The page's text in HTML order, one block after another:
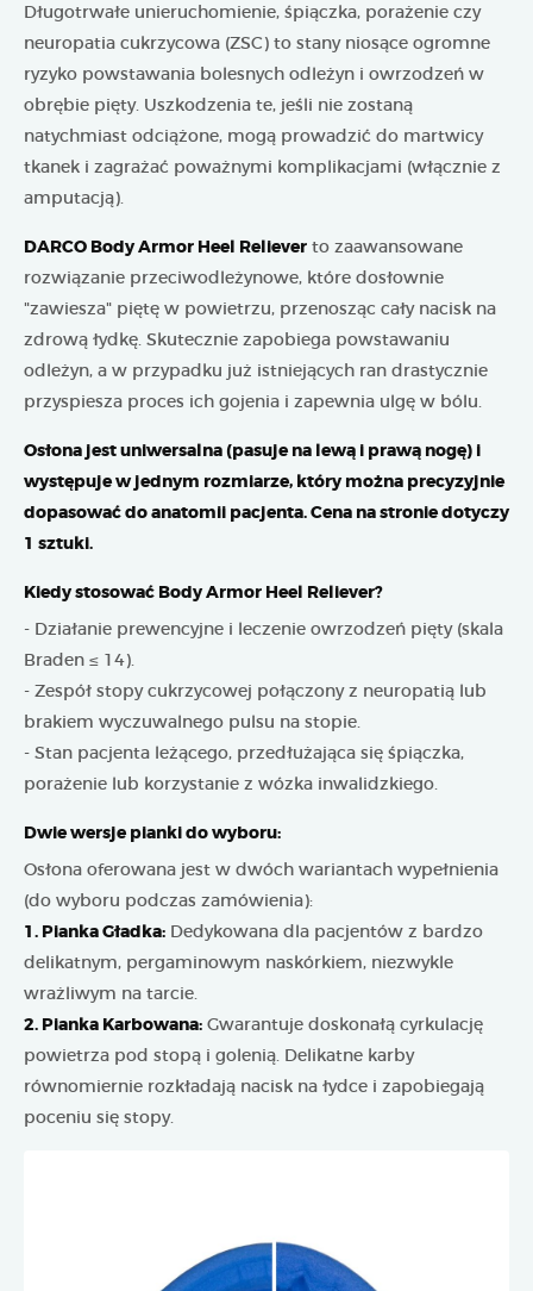
Długotrwałe unieruchomienie, śpiączka, porażenie czy
neuropatia cukrzycowa (ZSC) to stany niosące ogromne
ryzyko powstawania bolesnych odleżyn i owrzodzeń w
obrębie pięty. Uszkodzenia te, jeśli nie zostaną
natychmiast odciążone, mogą prowadzić do martwicy
tkanek i zagrażać poważnymi komplikacjami (włącznie z
amputacją).
DARCO Body Armor Heel Reliever to zaawansowane
rozwiązanie przeciwodleżynowe, które dosłownie
"zawiesza" piętę w powietrzu, przenosząc cały nacisk na
zdrową łydkę. Skutecznie zapobiega powstawaniu
odleżyn, a w przypadku już istniejących ran drastycznie
przyspiesza proces ich gojenia i zapewnia ulgę w bólu.
Osłona jest uniwersalna (pasuje na lewą i prawą nogę) i
występuje w jednym rozmiarze, który można precyzyjnie
dopasować do anatomii pacjenta. Cena na stronie dotyczy
1 sztuki.
Kiedy stosować Body Armor Heel Reliever?
- Działanie prewencyjne i leczenie owrzodzeń pięty (skala
Braden ≤ 14).
- Zespół stopy cukrzycowej połączony z neuropatią lub
brakiem wyczuwalnego pulsu na stopie.
- Stan pacjenta leżącego, przedłużająca się śpiączka,
porażenie lub korzystanie z wózka inwalidzkiego.
Dwie wersje pianki do wyboru:
Osłona oferowana jest w dwóch wariantach wypełnienia
(do wyboru podczas zamówienia):
1. Pianka Gładka: Dedykowana dla pacjentów z bardzo
delikatnym, pergaminowym naskórkiem, niezwykle
wrażliwym na tarcie.
2. Pianka Karbowana: Gwarantuje doskonałą cyrkulację
powietrza pod stopą i golenią. Delikatne karby
równomiernie rozkładają nacisk na łydce i zapobiegają
poceniu się stopy.